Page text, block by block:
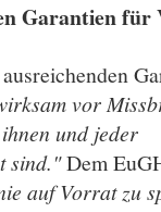
Garantien für
vor
und jeder
sind."Dem
auf Vorrat zu